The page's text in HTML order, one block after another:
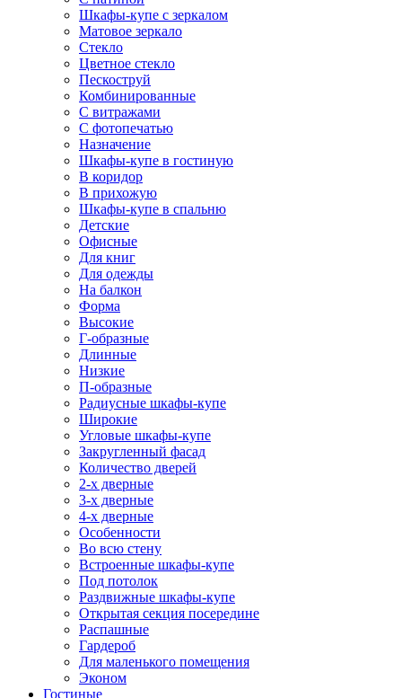
Шкафы-купе с зеркалом
Матовое зеркало
Стекло
Цветное стекло
Пескоструй
Комбинированные
С витражами
С фотопечатью
Назначение
Шкафы-купе в гостиную
В коридор
В прихожую
Шкафы-купе в спальню
Детские
Офисные
Для книг
Для одежды
На балкон
Форма
Высокие
Г-образные
Длинные
Низкие
П-образные
Радиусные шкафы-купе
Широкие
Угловые шкафы-купе
Закругленный фасад
Количество дверей
2-х дверные
3-х дверные
4-х дверные
Особенности
Во всю стену
Встроенные шкафы-купе
Под потолок
Раздвижные шкафы-купе
Открытая секция посередине
Распашные
Гардероб
Для маленького помещения
Эконом
Гостиные